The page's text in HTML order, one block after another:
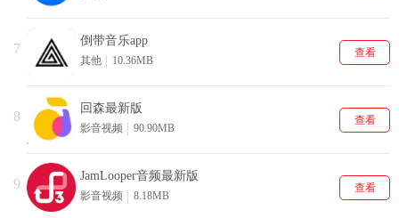
7
倒带音乐app
其他 10.36MB
查看
8
回森最新版
影音视频 90.90MB
查看
9
JamLooper音频最新版
影音视频 8.18MB
查看